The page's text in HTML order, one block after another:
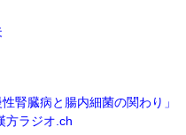
腎臓病と腸内細菌の関わり」
方ラジオ.ch